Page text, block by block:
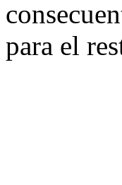
para el